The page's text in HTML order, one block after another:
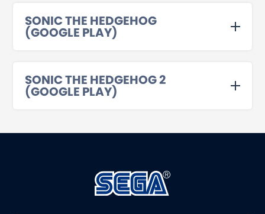
SONIC THE HEDGEHOG
(GOOGLE PLAY)
SONIC THE HEDGEHOG 2
(GOOGLE PLAY)